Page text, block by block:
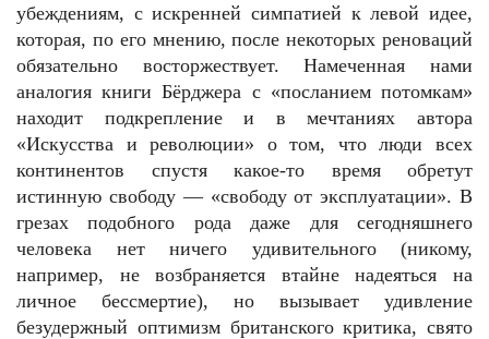
убеждениям, с искренней симпатией к левой идее,
которая, по его мнению, после некоторых реноваций
обязательно восторжествует. Намеченная нами
аналогия книги Бёрджера с «посланием потомкам»
находит подкрепление и в мечтаниях автора
«Искусства и революции» о том, что люди всех
континентов спустя какое-то время обретут
истинную свободу — «свободу от эксплуатации». В
грезах подобного рода даже для сегодняшнего
человека нет ничего удивительного (никому,
например, не возбраняется втайне надеяться на
личное бессмертие), но вызывает удивление
безудержный оптимизм британского критика, свято